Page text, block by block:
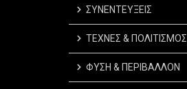
ΣΥΝΕΝΤΕΥΞΕΙΣ
ΤΕΧΝΕΣ & ΠΟΛΙΤΙΣΜΟΣ
ΦΥΣΗ & ΠΕΡΙΒΑΛΛΟΝ